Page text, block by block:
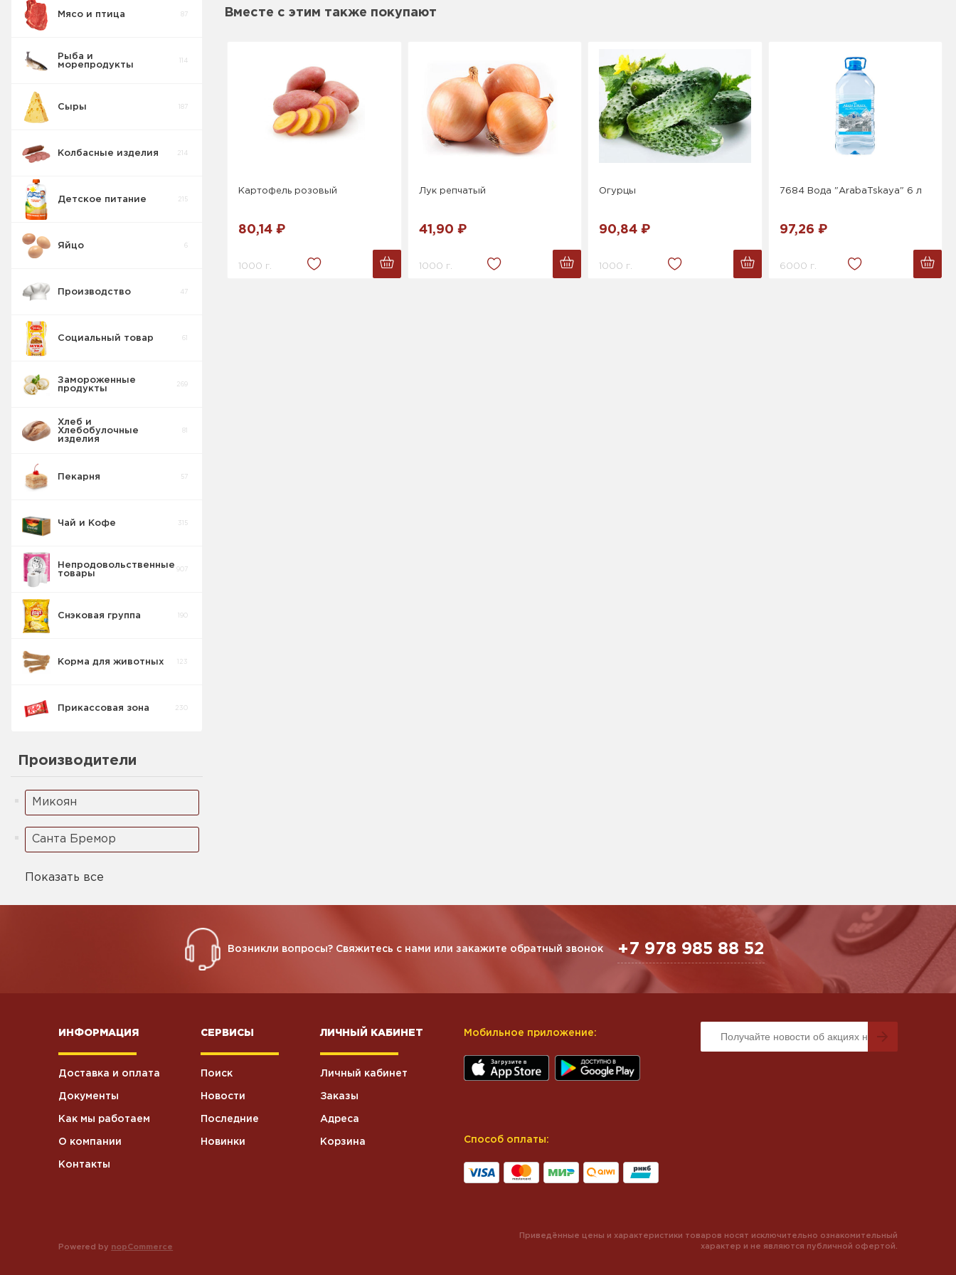
Мясо и птица 87
Рыба и
морепродукты
114
Сыры 187
Колбасные изделия 214
Детское питание 215
Яйцо 6
Производство 47
Социальный товар 61
Замороженные
продукты
269
Хлеб и
Хлебобулочные
изделия
81
Пекарня 57
Чай и Кофе 315
Чай
Непродовольственные
товары
907
Снэковая группа 190
Корма для животных 123
Прикассовая зона 230
Производители
Микоян
Санта Бремор
Показать все
Вместе с этим также покупают
Картофель розовый
80,14 ₽
1000 г.
Лук репчатый
41,90 ₽
1000 г.
Огурцы
90,84 ₽
1000 г.
7684 Вода "ArabaTskaya" 6 л
97,26 ₽
6000 г.
Возникли вопросы? Свяжитесь с нами или закажите обратный звонок +7 978 985 88 52
ИНФОРМАЦИЯ
Доставка и оплата
Документы
Как мы работаем
О компании
Контакты
СЕРВИСЫ
Поиск
Новости
Последние
Новинки
ЛИЧНЫЙ КАБИНЕТ
Личный кабинет
Заказы
Адреса
Корзина
Мобильное приложение:
Способ оплаты:
Powered by nopCommerce
Приведённые цены и характеристики товаров носят исключительно ознакомительный
характер и не являются публичной офертой.